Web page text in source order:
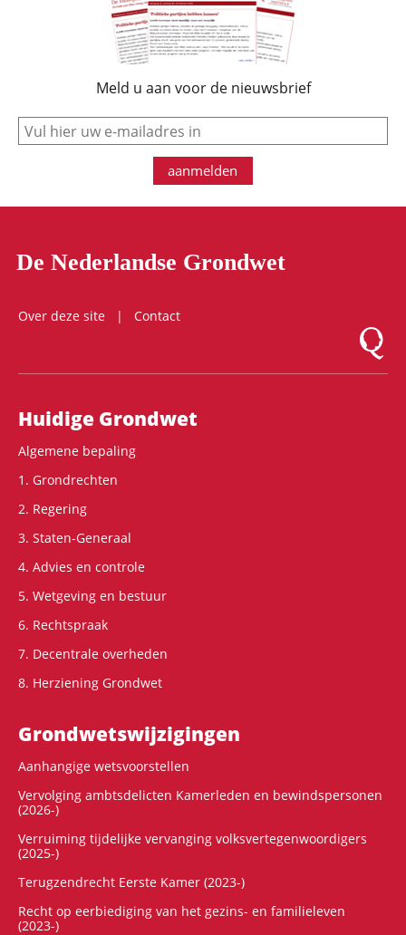
Meld u aan voor de nieuwsbrief
e-mail
aanmelden
De Nederlandse Grondwet
Over deze site
Contact
Logo
Hoofdnavigatie
Huidige Grondwet
Algemene bepaling
1. Grondrechten
2. Regering
3. Staten-Generaal
4. Advies en controle
5. Wetgeving en bestuur
6. Rechtspraak
7. Decentrale overheden
8. Herziening Grondwet
Grondwets­wijzigingen
Aanhangige wetsvoorstellen
Vervolging ambtsdelicten Kamerleden en bewindspersonen
(2026-)
Verruiming tijdelijke vervanging volksvertegenwoordigers
(2025-)
Terugzendrecht Eerste Kamer (2023-)
Recht op eerbiediging van het gezins- en familieleven
(2023-)